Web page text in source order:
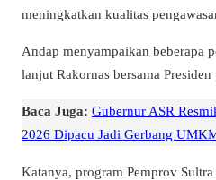
meningkatkan kualitas
Andap menyampaikan beberapa
lanjut Rakornas bersama
Baca Juga: Gubernur ASR
2026 Dipacu Jadi Gerbang
Katanya, program Pemprov